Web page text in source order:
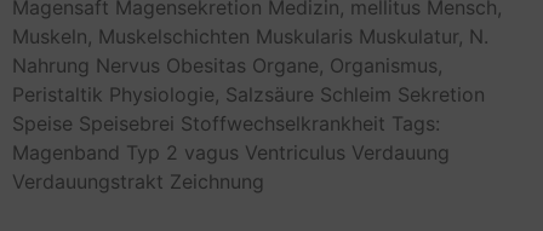
Magensaft Magensekretion Medizin, mellitus Mensch,
Muskeln, Muskelschichten Muskularis Muskulatur, N.
Nahrung Nervus Obesitas Organe, Organismus,
Peristaltik Physiologie, Salzsäure Schleim Sekretion
Speise Speisebrei Stoffwechselkrankheit Tags:
Magenband Typ 2 vagus Ventriculus Verdauung
Verdauungstrakt Zeichnung